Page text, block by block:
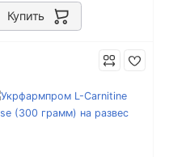
Купить